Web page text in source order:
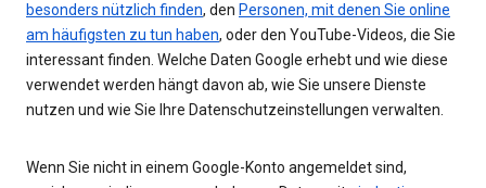
besonders nützlich finden, den Personen, mit denen Sie online
am häufigsten zu tun haben, oder den YouTube-Videos, die Sie
interessant finden. Welche Daten Google erhebt und wie diese
verwendet werden hängt davon ab, wie Sie unsere Dienste
nutzen und wie Sie Ihre Datenschutzeinstellungen verwalten.
Wenn Sie nicht in einem Google-Konto angemeldet sind,